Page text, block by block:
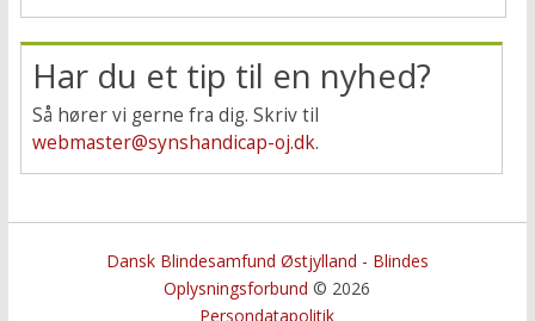
Har du et tip til en nyhed?
Så hører vi gerne fra dig. Skriv til
webmaster@synshandicap-oj.dk.
Dansk Blindesamfund Østjylland - Blindes
Oplysningsforbund © 2026
Persondatapolitik